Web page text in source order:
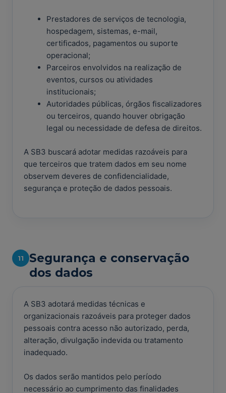
Prestadores de serviços de tecnologia,
hospedagem, sistemas, e-mail,
certificados, pagamentos ou suporte
operacional;
Parceiros envolvidos na realização de
eventos, cursos ou atividades
institucionais;
Autoridades públicas, órgãos fiscalizadores
ou terceiros, quando houver obrigação
legal ou necessidade de defesa de direitos.
A SB3 buscará adotar medidas razoáveis para
que terceiros que tratem dados em seu nome
observem deveres de confidencialidade,
segurança e proteção de dados pessoais.
11
Segurança e conservação
dos dados
A SB3 adotará medidas técnicas e
organizacionais razoáveis para proteger dados
pessoais contra acesso não autorizado, perda,
alteração, divulgação indevida ou tratamento
inadequado.
Os dados serão mantidos pelo período
necessário ao cumprimento das finalidades